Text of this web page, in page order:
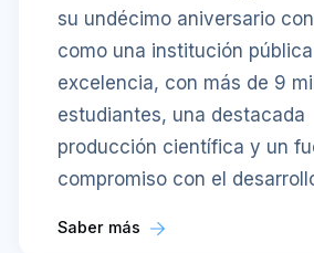
su undécimo aniversario
como una institución
excelencia, con más de 9 mil
estudiantes, una destacada
producción científica y un
compromiso con el
Saber más